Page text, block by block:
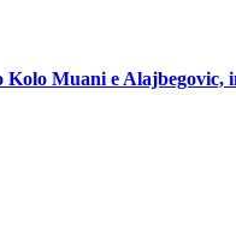
Muani e Alajbegovic,